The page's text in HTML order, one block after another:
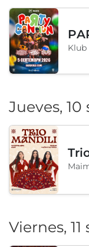
Jueves,
Viernes,